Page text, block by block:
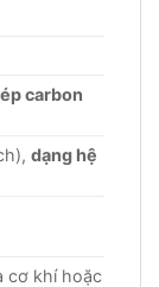
carbon
dạng hệ
cơ khí hoặc